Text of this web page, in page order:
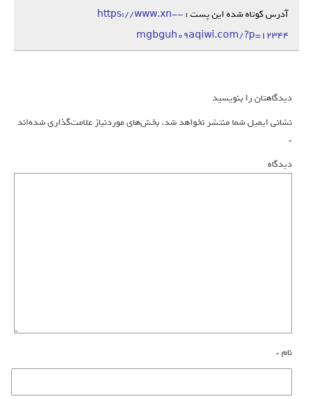
آدرس کوتاه شده این پست :https://www.xn--
mgbguh09aqiwi.com/?p=12344
دیدگاهتان را بنویسید
نشانی ایمیل شما منتشر نخواهد شد.بخش‌های موردنیاز علامت‌گذاری شده‌اند
*
دیدگاه
نام*